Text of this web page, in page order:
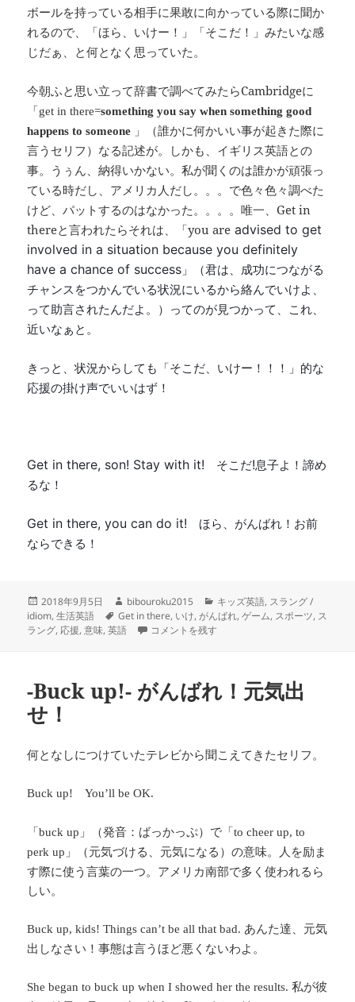
ボールを持っている相手に果敢に向かっている際に聞か
れるので、「ほら、いけー！」「そこだ！」みたいな感
じだぁ、と何となく思っていた。
今朝ふと思い立って辞書で調べてみたらCambridgeに
「 get in there=something you say when something good
happens to someone 」（誰かに何かいい事が起きた際に
言うセリフ）なる記述が。しかも、イギリス英語との
事。うぅん、納得いかない。私が聞くのは誰かが頑張っ
ている時だし、アメリカ人だし。。。で色々色々調べた
けど、パットするのはなかった。。。。唯一、Get in
thereと言われたらそれは、「you are advised to get
involved in a situation because you definitely
have a chance of success 」（君は、成功につながる
チャンスをつかんでいる状況にいるから絡んでいけよ、
って助言されたんだよ。）ってのが見つかって、これ、
近いなぁと。
きっと、状況からしても「そこだ、いけー！！！」的な
応援の掛け声でいいはず！
Get in there, son! Stay with it! そこだ!息子よ！諦め
るな！
Get in there, you can do it! ほら、がんばれ！お前
ならできる！
投
稿
日:
2018年9月5日
作
成
者
bibouroku2015
カ
テ
キッズ英語, スラング /
idiom,生活英語
タ
グ
Get in there, いけ,がんばれ,ゲーム, スポーツ, ス
ラング, 応援,意味,英語 -Get in there!!- そこだ、いけ！ ほら、がんば
コメントを残す
-Buck up!- がんばれ！元気出
せ！
何となしにつけていたテレビから聞こえてきたセリフ。
Buck up! You’ll be OK.
「buck up 」（発音：ばっかっぷ）で「to cheer up, to
perk up 」（元気づける、元気になる）の意味。人を励ま
す際に使う言葉の一つ。アメリカ南部で多く使われるら
しい。
Buck up, kids! Things can’t be all that bad. あんた達、元気
出しなさい！事態は言うほど悪くないわよ。
She began to buck up when I showed her the results.私が彼